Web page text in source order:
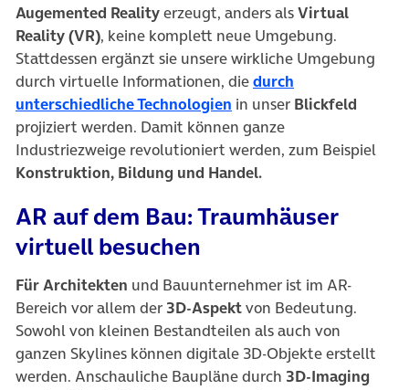
Augemented Realityerzeugt, anders alsVirtual
Reality (VR), keine komplett neue Umgebung.
Stattdessen ergänzt sie unsere wirkliche Umgebung
durch virtuelle Informationen, diedurch
unterschiedliche Technologien (öffnet in neuem Tab)
in unser Blickfeld
projiziert werden. Damit können ganze
Industriezweige revolutioniert werden, zum Beispiel
Konstruktion, Bildung und Handel.
AR auf dem Bau: Traumhäuser
virtuell besuchen
FürArchitekten und Bauunternehmer ist im AR-
Bereich vor allem der 3D-Aspektvon Bedeutung.
Sowohl von kleinen Bestandteilen als auch von
ganzen Skylines können digitale 3D-Objekte erstellt
werden. Anschauliche Baupläne durch 3D-Imaging